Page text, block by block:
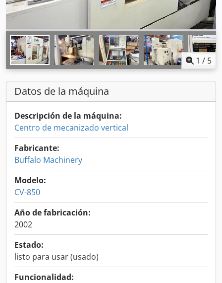
1 / 5
Datos de la máquina
Descripción de la máquina:
Centro de mecanizado vertical
Fabricante:
Buffalo Machinery
Modelo:
CV-850
Año de fabricación:
2002
Estado:
listo para usar (usado)
Funcionalidad: